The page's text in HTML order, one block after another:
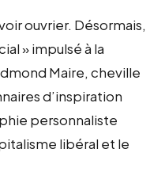
ouvrier. Désormais,
» impulsé à la
Maire, cheville
d’inspiration
personnaliste
libéral et le